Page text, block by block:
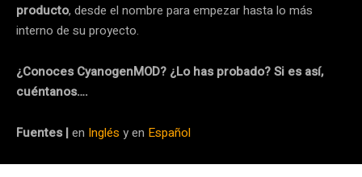
producto, desde el nombre para empezar hasta lo más
interno de su proyecto.
¿Conoces CyanogenMOD? ¿Lo has probado? Si es así,
cuéntanos….
Fuentes |en Inglés y en Español